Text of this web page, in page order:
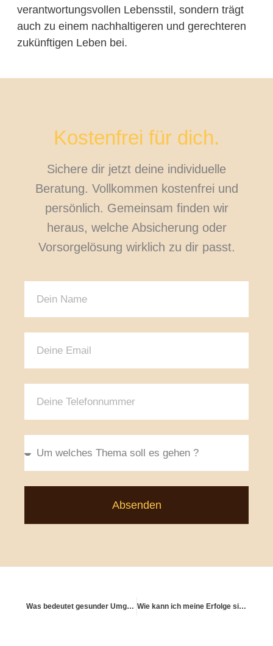
verantwortungsvollen Lebensstil, sondern trägt
auch zu einem nachhaltigeren und gerechteren
zukünftigen Leben bei.
Kostenfrei für dich.
Sichere dir jetzt deine individuelle
Beratung. Vollkommen kostenfrei und
persönlich. Gemeinsam finden wir
heraus, welche Absicherung oder
Vorsorgelösung wirklich zu dir passt.
Absenden
Was bedeutet gesunder Umgang mit dem Thema Tod? Wie kann ich meine Erfolge sichtbar machen – emotional & konkret?